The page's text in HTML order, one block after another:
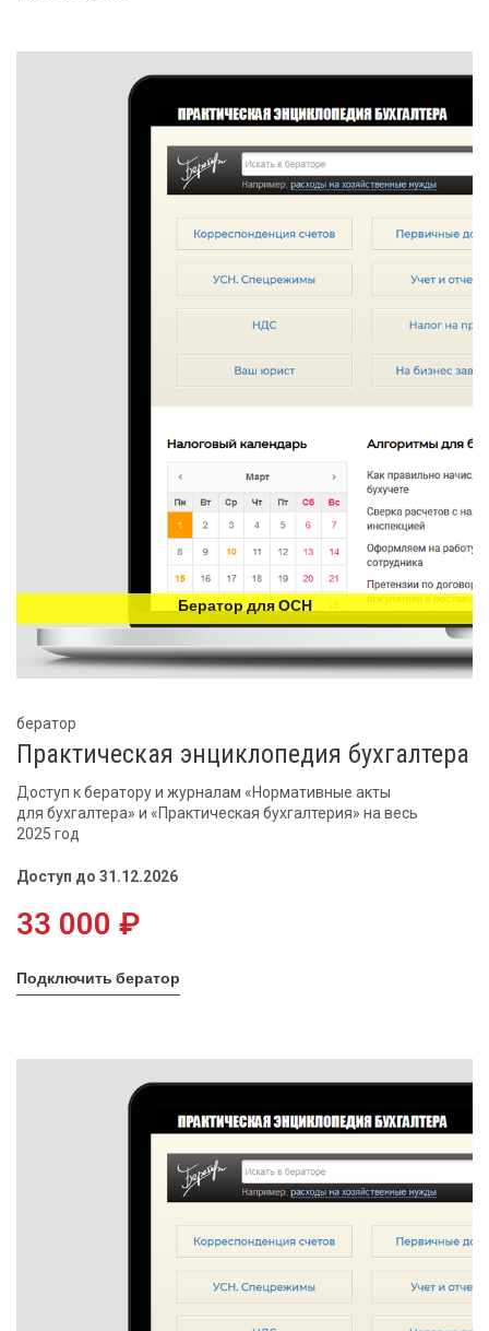
Бератор для ОСН
бератор
Практическая энциклопедия бухгалтера
Доступ к бератору и журналам «Нормативные акты
для бухгалтера» и «Практическая бухгалтерия» на весь
2025 год
Доступ до 31.12.2026
33 000 ₽
Подключить бератор